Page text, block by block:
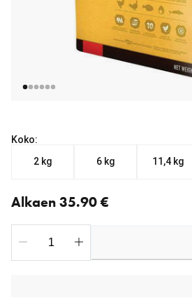
Koko:
2 kg
6 kg 11,4 kg
Alkaen 35.90 €